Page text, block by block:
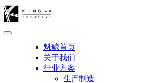
魁鲸首页
关于我们
行业方案
生产制造